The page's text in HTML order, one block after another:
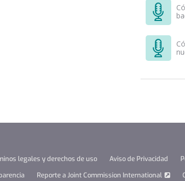
legales y derechos de uso Aviso de Privacidad
Reporte a Joint Commission International